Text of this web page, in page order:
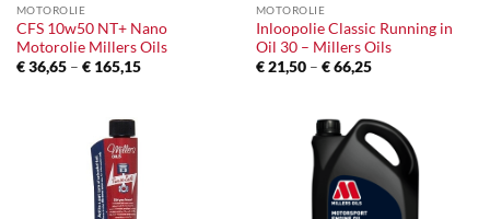
MOTOROLIE
CFS 10w50 NT+ Nano
Motorolie Millers Oils
€36,65 – €165,15Prijsklasse:
MOTOROLIE
Inloopolie Classic Running in
Oil 30 – Millers Oils
€21,50 – €66,25Prijsklasse: